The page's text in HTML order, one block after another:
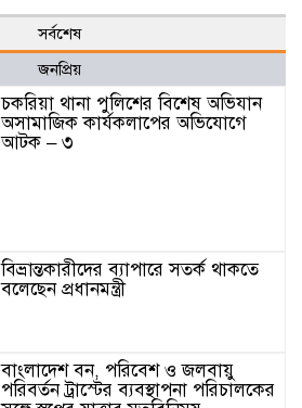
সর্বশেষ
জনপ্রিয়
চকরিয়া থানা পুলিশের বিশেষ অভিযান
অসামাজিক কার্যকলাপের অভিযোগে
আটক – ৩
বিভ্রান্তকারীদের ব্যাপারে সতর্ক থাকতে
বলেছেন প্রধানমন্ত্রী
বাংলাদেশ বন, পরিবেশ ও জলবায়ু
পরিবর্তন ট্রাস্টের ব্যবস্থাপনা পরিচালকের